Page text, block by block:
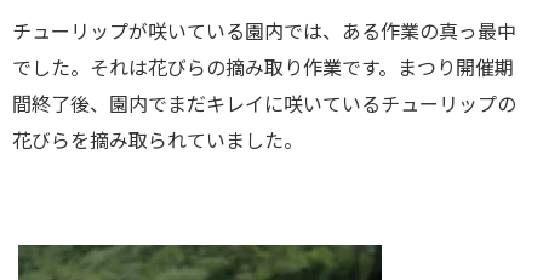
チューリップが咲いている園内では、ある作業の真っ最中
でした。それは花びらの摘み取り作業です。まつり開催期
間終了後、園内でまだキレイに咲いているチューリップの
花びらを摘み取られていました。